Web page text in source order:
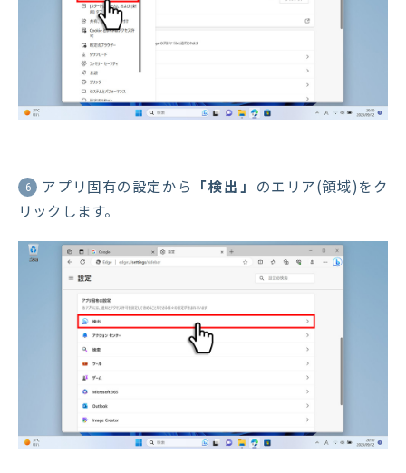
6 アプリ固有の設定から 「検出」 のエリア(領域)をク
リックします。